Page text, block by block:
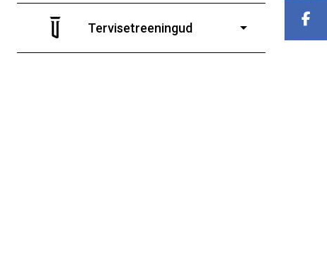
ja tüdrukuteleTervisetreeningud